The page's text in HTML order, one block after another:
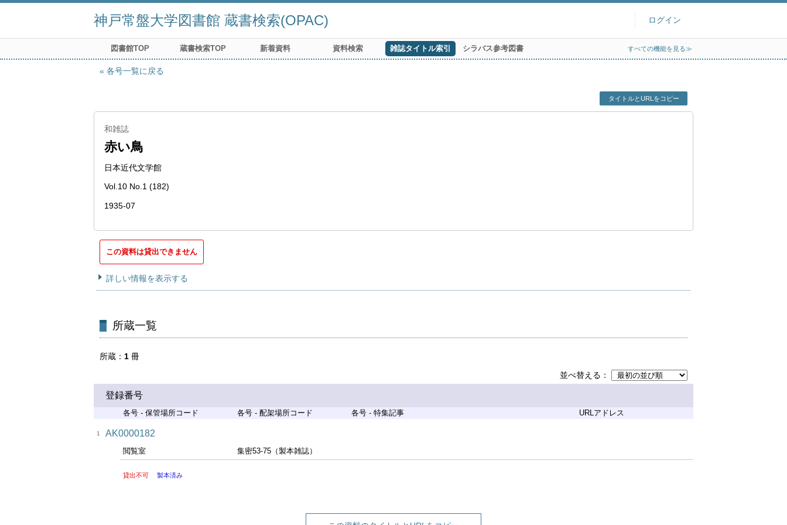
神戸常盤大学図書館 蔵書検索(OPAC) ログイン
図書館TOP 蔵書検索TOP 新着資料 資料検索 雑誌タイトル索引 シラバス参考図書 すべての機能を見る≫
各号一覧に戻る
タイトルとURLをコピー
和雑誌
赤い鳥
日本近代文学館
Vol.10 No.1 (182)
1935-07
この資料は貸出できません
詳しい情報を表示する
所蔵一覧
所蔵 1 冊
並べ替える
登録番号
各号 - 保管場所コード 各号 - 配架場所コード 各号 - 特集記事 URLアドレス
1 AK0000182
閲覧室 集密53-75（製本雑誌）
貸出不可 製本済み